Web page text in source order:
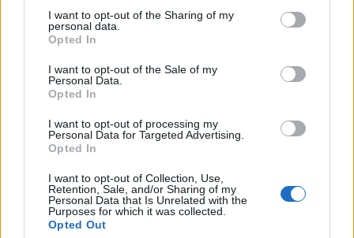
I want to opt-out of the Sharing of my
personal data.
Opted In
I want to opt-out of the Sale of my
Personal Data.
Opted In
I want to opt-out of processing my
Personal Data for Targeted Advertising.
Opted In
I want to opt-out of Collection, Use,
Retention, Sale, and/or Sharing of my
Personal Data that Is Unrelated with the
Purposes for which it was collected.
Opted Out
konszenzus értékeitől.Globális szinten továbbra is kedvező
tendenciák rajzolódnak ki a turisztikai ágazatban, ennek
köszönhetően a nemzetközi érkezések száma minden
eddiginél magasabbra nőtt. A növekedési...
KEDVES OLVASÓNK!
A keresett cikk a portfolio.hu hírarchívumához
regisztrációhoz kötött.
Az előfizetés a következőket tartalmazza:
Portfolio.hu teljes cikkarchívum